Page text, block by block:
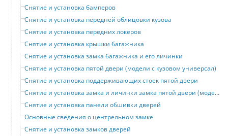
Снятие и установка бамперов
Снятие и установка передней облицовки кузова
Снятие и установка передних локеров
Снятие и установка крышки багажника
Снятие и установка замка багажника и его личинки
Снятие и установка пятой двери (модели с кузовом универсал)
Снятие и установка поддерживающих стоек пятой двери
Снятие и установка замка и личинки замка пятой двери (модели с кузовом универсал)
Снятие и установка панели обшивки дверей
Основные сведения о центрельном замке
Снятие и установка замков дверей